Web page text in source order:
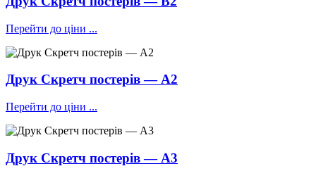
Перейти до ціни ...
Друк Скретч постерів — А2
Перейти до ціни ...
Друк Скретч постерів — А3